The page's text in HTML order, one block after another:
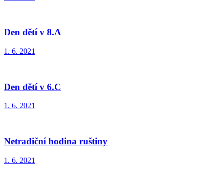
Den dětí v 8.A
1. 6. 2021
Den dětí v 6.C
1. 6. 2021
Netradiční hodina ruštiny
1. 6. 2021